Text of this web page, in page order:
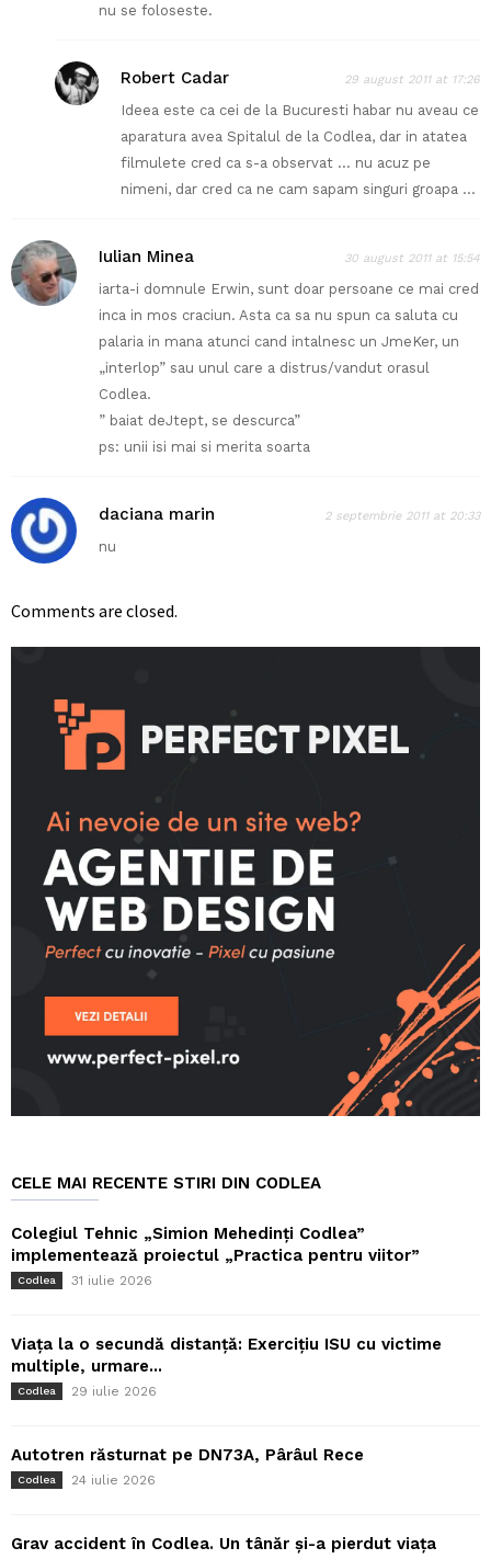
nu se foloseste.
Robert Cadar 29 august 2011 at 17:26
Ideea este ca cei de la Bucuresti habar nu aveau ce
aparatura avea Spitalul de la Codlea, dar in atatea
filmulete cred ca s-a observat … nu acuz pe
nimeni, dar cred ca ne cam sapam singuri groapa …
Iulian Minea 30 august 2011 at 15:54
iarta-i domnule Erwin, sunt doar persoane ce mai cred
inca in mos craciun. Asta ca sa nu spun ca saluta cu
palaria in mana atunci cand intalnesc un JmeKer, un
„interlop” sau unul care a distrus/vandut orasul
Codlea.
” baiat deJtept, se descurca”
ps: unii isi mai si merita soarta
daciana marin 2 septembrie 2011 at 20:33
nu
Comments are closed.
CELE MAI RECENTE STIRI DIN CODLEA
Colegiul Tehnic „Simion Mehedinți Codlea”
implementează proiectul „Practica pentru viitor”
Codlea 31 iulie 2026
Viața la o secundă distanță: Exercițiu ISU cu victime
multiple, urmare...
Codlea 29 iulie 2026
Autotren răsturnat pe DN73A, Pârâul Rece
Codlea 24 iulie 2026
Grav accident în Codlea. Un tânăr și-a pierdut viața